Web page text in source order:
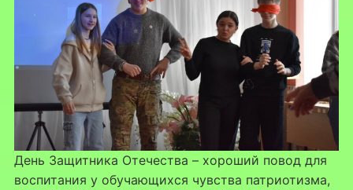
День Защитника Отечества – хороший повод для
воспитания у обучающихся чувства патриотизма,